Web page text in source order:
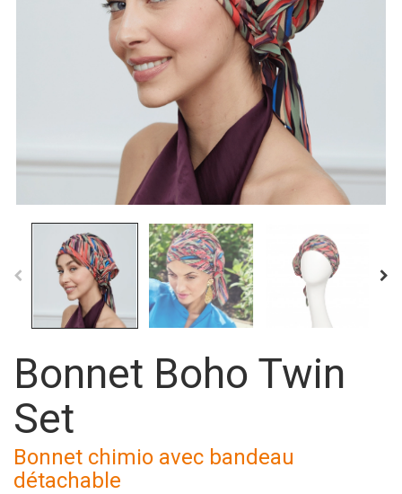
Bonnet Boho Twin
Set
Bonnet chimio avec bandeau
détachable